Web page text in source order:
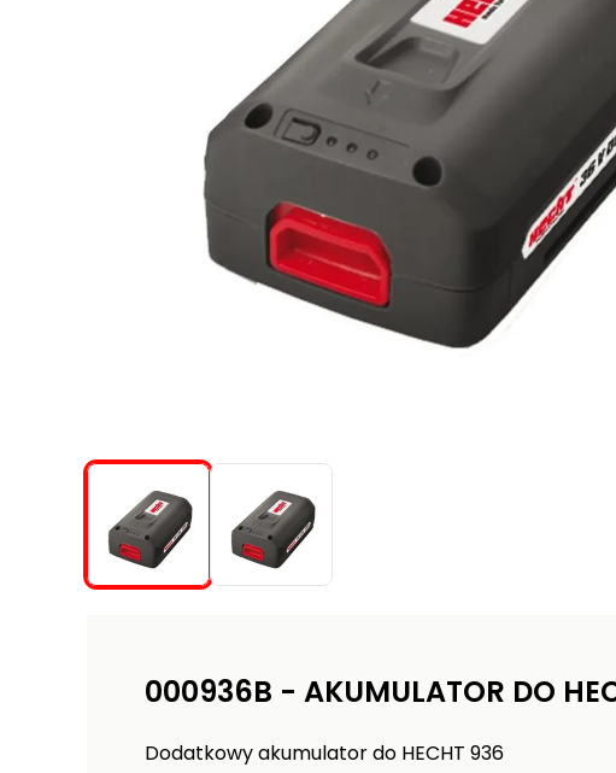
000936B - AKUMULATOR DO
Dodatkowy akumulator do HECHT 936